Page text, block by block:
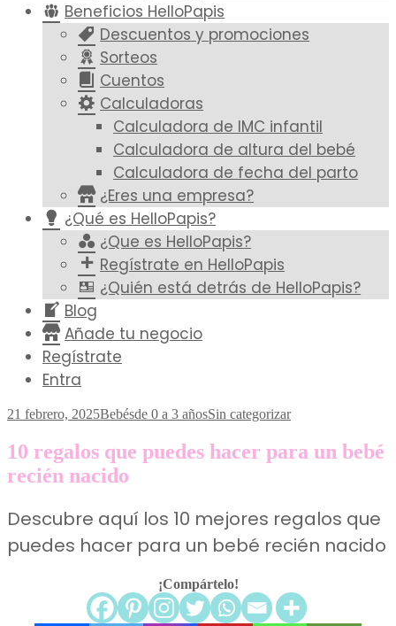
Beneficios HelloPapis
Descuentos y promociones
Sorteos
Cuentos
Calculadoras
Calculadora de IMC infantil
Calculadora de altura del bebé
Calculadora de fecha del parto
¿Eres una empresa?
¿Qué es HelloPapis?
¿Que es HelloPapis?
Regístrate en HelloPapis
¿Quién está detrás de HelloPapis?
Blog
Añade tu negocio
Regístrate
Entra
21 febrero, 2025Bebésde 0 a 3 añosSin categorizar
10 regalos que puedes hacer para un bebé
recién nacido
Descubre aquí los 10 mejores regalos que
puedes hacer para un bebé recién nacido
¡Compártelo!